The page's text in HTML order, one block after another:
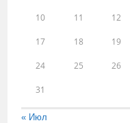
10 11 12
17 18 19
24 25 26
31
« Июл